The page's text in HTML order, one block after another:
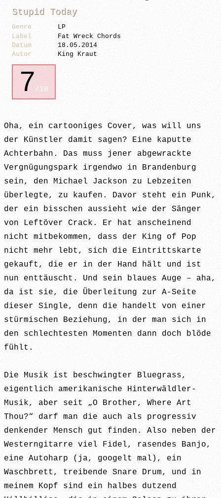
Stupid Today
Genre
LP
Label
Fat Wreck Chords
Datum
18.05.2014
Autor
King Kraut
7/10
Oha, ein cartooniges Cover, was will uns
der Künstler damit sagen? Eine kaputte
Achterbahn. Das muss jener abgewrackte
Vergnügungspark irgendwo in Brandenburg
sein, den Michael Jackson zu Lebzeiten
überlegte, zu kaufen. Davor steht ein Punk,
der ein bisschen aussieht wie der Sänger
von Leftöver Crack. Er hat anscheinend
nicht mitbekommen, dass der King of Pop
nicht mehr lebt, sich die Eintrittskarte
gekauft, die er in der Hand hält und ist
nun enttäuscht. Und sein blaues Auge – aha,
da ist sie, die Überleitung zur A-Seite
dieser Single, denn die handelt von einer
stürmischen Beziehung, in der man sich in
den schlechtesten Momenten dann doch blöde
fühlt.
Die Musik ist beschwingter Bluegrass,
eigentlich amerikanische Hinterwäldler-
Musik, aber seit „O Brother, Where Art
Thou?“ darf man die auch als progressiv
denkender Mensch gut finden. Also neben der
Westerngitarre viel Fidel, rasendes Banjo,
eine Autoharp (ja, googelt mal), ein
Waschbrett, treibende Snare Drum, und in
meinem Kopf sind ein halbes dutzend